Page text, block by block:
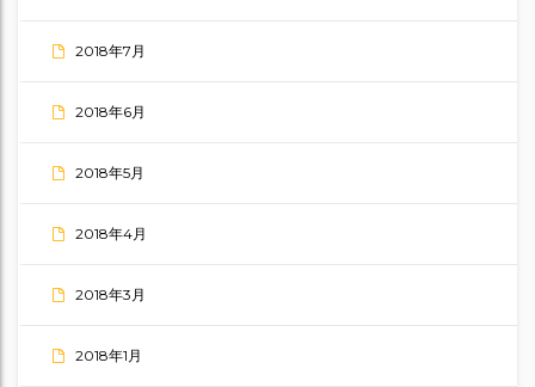
2018年7月
2018年6月
2018年5月
2018年4月
2018年3月
2018年1月